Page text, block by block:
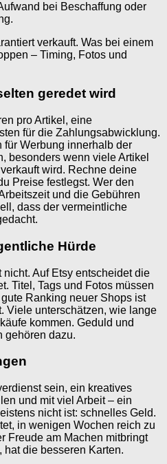
bei Beschaffung oder
verkauft. Was bei einem
– Timing, Fotos und
geredet wird
pro Artikel, eine
für die Zahlungsabwicklung.
für Werbung innerhalb der
besonders wenn viele Artikel
wird. Rechne deine
Preise festlegst. Wer den
und die Gebühren
dass der vermeintliche
Hürde
Auf Etsy entscheidet die
Titel, Tags und Fotos müssen
Ranking neuer Shops ist
Viele unterschätzen, wie lange
kommen. Geduld und
gehören dazu.
sein, ein kreatives
und mit viel Arbeit – ein
nicht ist: schnelles Geld.
in wenigen Wochen reich zu
Freude am Machen mitbringt
hat die besseren Karten.